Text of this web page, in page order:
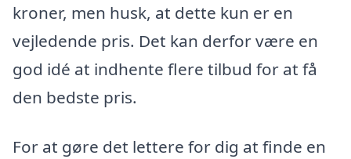
kroner, men husk, at dette kun er en
vejledende pris. Det kan derfor være en
god idé at indhente flere tilbud for at få
den bedste pris.
For at gøre det lettere for dig at finde en